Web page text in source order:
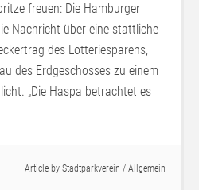
freuen: Die Hamburger
Nachricht über eine stattliche
des Lotteriesparens,
des Erdgeschosses zu einem
„Die Haspa betrachtet es
Article by Stadtparkverein / Allgemein